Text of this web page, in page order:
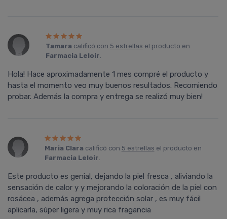
Tamara calificó con 5 estrellas el producto en
Farmacia Leloir.
Hola! Hace aproximadamente 1 mes compré el producto y
hasta el momento veo muy buenos resultados. Recomiendo
probar. Además la compra y entrega se realizó muy bien!
Maria Clara calificó con 5 estrellas el producto en
Farmacia Leloir.
Este producto es genial, dejando la piel fresca , aliviando la
sensación de calor y y mejorando la coloración de la piel con
rosácea , además agrega protección solar , es muy fácil
aplicarla, súper ligera y muy rica fragancia